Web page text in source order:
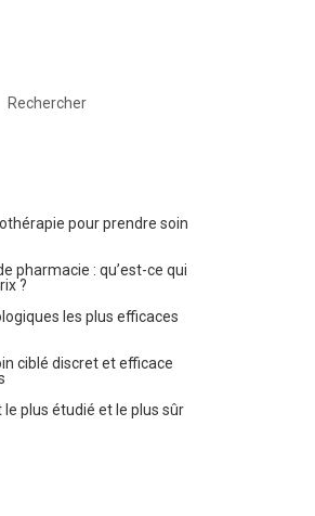
Rechercher
pour prendre soin
pharmacie : qu’est-ce qui
?
les plus efficaces
ciblé discret et efficace
plus étudié et le plus sûr